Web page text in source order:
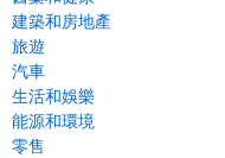
建築和房地產
旅遊
汽車
生活和娛樂
能源和環境
零售